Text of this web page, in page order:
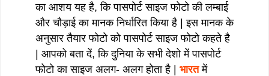
का आशय यह है, कि पासपोर्ट साइज फोटो की लम्बाई
और चौड़ाई का मानक निर्धारित किया है | इस मानक के
अनुसार तैयार फोटो को पासपोर्ट साइज फोटो कहते है
| आपको बता दें, कि दुनिया के सभी देशो में पासपोर्ट
फोटो का साइज अलग- अलग होता है | भारतमें